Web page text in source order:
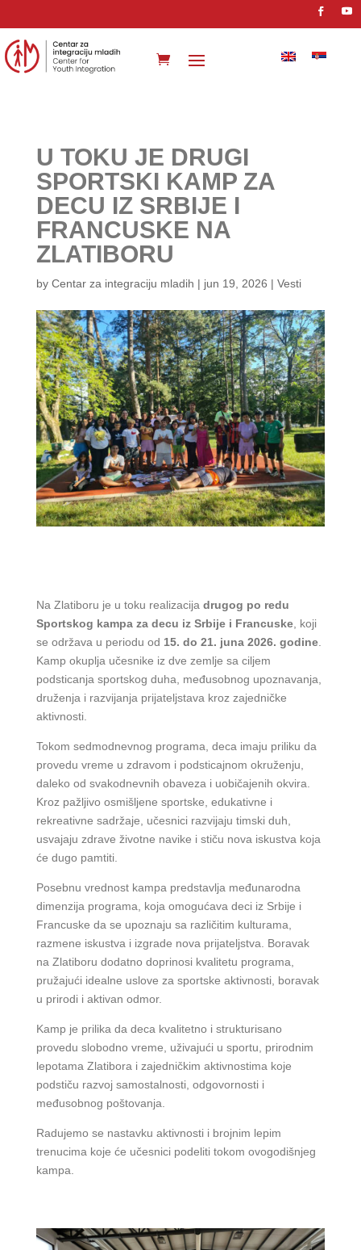
U TOKU JE DRUGI
SPORTSKI KAMP ZA
DECU IZ SRBIJE I
FRANCUSKE NA
ZLATIBORU
by Centar za integraciju mladih | jun 19, 2026 | Vesti
Na Zlatiboru je u toku realizacija drugog po redu
Sportskog kampa za decu iz Srbije i Francuske, koji
se održava u periodu od 15. do 21. juna 2026. godine.
Kamp okuplja učesnike iz dve zemlje sa ciljem
podsticanja sportskog duha, međusobnog upoznavanja,
druženja i razvijanja prijateljstava kroz zajedničke
aktivnosti.
Tokom sedmodnevnog programa, deca imaju priliku da
provedu vreme u zdravom i podsticajnom okruženju,
daleko od svakodnevnih obaveza i uobičajenih okvira.
Kroz pažljivo osmišljene sportske, edukativne i
rekreativne sadržaje, učesnici razvijaju timski duh,
usvajaju zdrave životne navike i stiču nova iskustva koja
će dugo pamtiti.
Posebnu vrednost kampa predstavlja međunarodna
dimenzija programa, koja omogućava deci iz Srbije i
Francuske da se upoznaju sa različitim kulturama,
razmene iskustva i izgrade nova prijateljstva. Boravak
na Zlatiboru dodatno doprinosi kvalitetu programa,
pružajući idealne uslove za sportske aktivnosti, boravak
u prirodi i aktivan odmor.
Kamp je prilika da deca kvalitetno i strukturisano
provedu slobodno vreme, uživajući u sportu, prirodnim
lepotama Zlatibora i zajedničkim aktivnostima koje
podstiču razvoj samostalnosti, odgovornosti i
međusobnog poštovanja.
Radujemo se nastavku aktivnosti i brojnim lepim
trenucima koje će učesnici podeliti tokom ovogodišnjeg
kampa.